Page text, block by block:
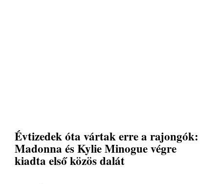
Évtizedek óta vártak erre a rajongók:
Madonna és Kylie Minogue végre
kiadta első közös dalát